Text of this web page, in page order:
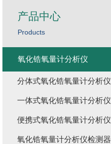
产品中心
Products
氧化锆氧量计分析仪
分体式氧化锆氧量计分析仪
一体式氧化锆氧量计分析仪
便携式氧化锆氧量计分析仪
氧化锆氧量计分析仪检测器